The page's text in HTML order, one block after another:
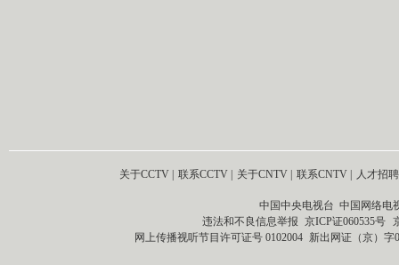
关于CCTV 联系CCTV 关于CNTV 联系CNTV 人才招聘
中国中央电视台 中国网络电
违法和不良信息举报 京ICP证060535号
网上传播视听节目许可证号 0102004 新出网证（京）